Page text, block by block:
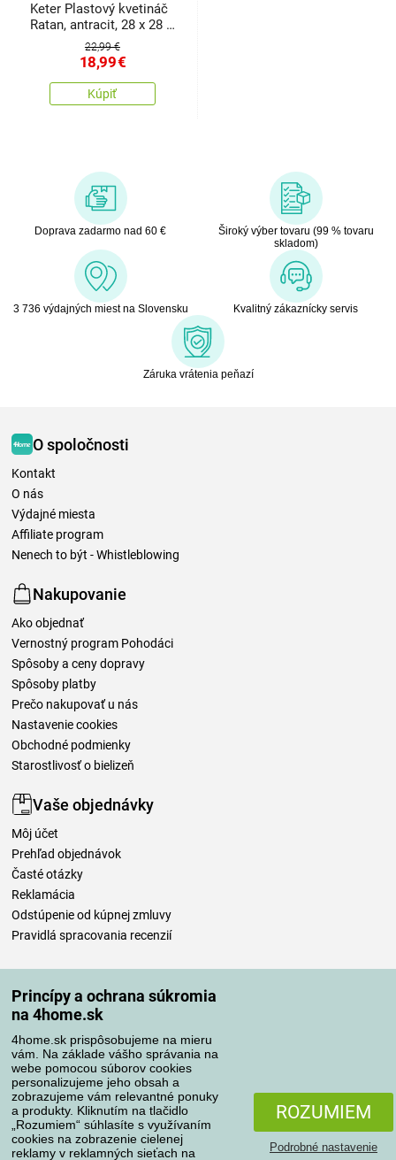
Princípy a ochrana súkromia
na 4home.sk
4home.sk prispôsobujeme na mieru
vám. Na základe vášho správania na
webe pomocou súborov cookies
personalizujeme jeho obsah a
zobrazujeme vám relevantné ponuky
a produkty. Kliknutím na tlačidlo
„Rozumiem“ súhlasíte s využívaním
cookies na zobrazenie cielenej
reklamy v reklamných sieťach na
ROZUMIEM
Podrobné nastavenie
Keter Plastový kvetináč
Ratan, antracit, 28 x 28 x
22,99 €
18,99€
Kúpiť
Doprava zadarmo nad 60 €
Široký výber tovaru (99 % tovaru
skladom)
3 736 výdajných miest na Slovensku Kvalitný zákaznícky servis
Záruka vrátenia peňazí
O spoločnosti
Kontakt
O nás
Výdajné miesta
Affiliate program
Nenech to být - Whistleblowing
Nakupovanie
Ako objednať
Vernostný program Pohodáci
Spôsoby a ceny dopravy
Spôsoby platby
Prečo nakupovať u nás
Nastavenie cookies
Obchodné podmienky
Starostlivosť o bielizeň
Vaše objednávky
Môj účet
Prehľad objednávok
Časté otázky
Reklamácia
Odstúpenie od kúpnej zmluvy
Pravidlá spracovania recenzií
Spôsoby platby
Spoľahlivý obchod